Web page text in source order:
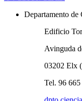
Departamento de
Edificio
Avinguda
03202 Elx
Tel. 96